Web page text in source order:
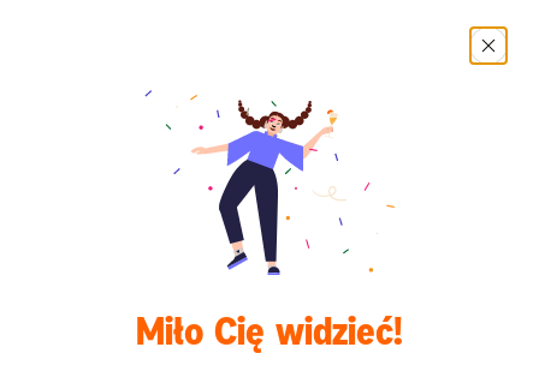
Wizjonerka Zielonej
Transformacji
Wyróżniona została takżeDominika Bettman
obejmująca funkcję prezeski Microsoft w Polsce - jako
osoba, która podjęła szczególne działania na rzecz
zrównoważonego rozwoju i ma istotny wpływ na obszar
Wizjonerka/Wizjoner Zielonej Transformacji
Miło Cię widzieć!